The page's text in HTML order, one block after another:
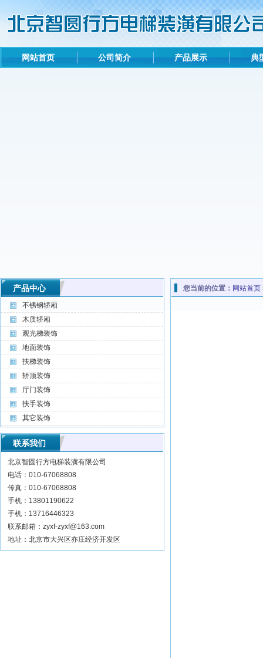
网站首页 公司简介 产品展示 典
产品中心
不锈钢轿厢
木质轿厢
观光梯装饰
地面装饰
扶梯装饰
轿顶装饰
厅门装饰
扶手装饰
其它装饰
联系我们
北京智圆行方电梯装潢有限公司
电话：010-67068808
传真：010-67068808
手机：13801190622
手机：13716446323
联系邮箱：zyxf-zyxf@163.com
地址：北京市大兴区亦庄经济开发区
您当前的位置： 网站首页